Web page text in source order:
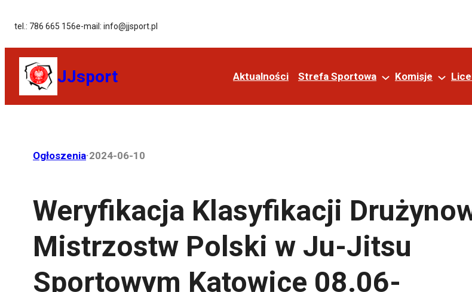
tel.: 786 665 156e-mail: info@jjsport.pl
JJsport Aktualności Strefa Sportowa Komisje
Ogłoszenia·2024-06-10
Weryfikacja Klasyfikacji
Mistrzostw Polski w Ju-Jitsu
Sportowym Katowice 08.06-